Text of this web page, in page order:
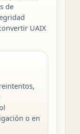
de
UAIX
o en